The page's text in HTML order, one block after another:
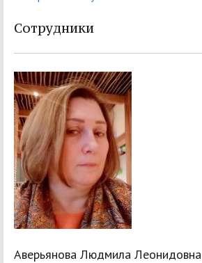
Сотрудники
Аверьянова Людмила Леонидовна